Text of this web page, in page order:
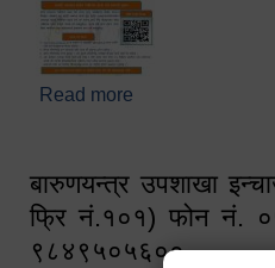
Read more
बारुणयन्त्र उपशाखा
फ्रि नं.१०१) फोन नं.
९८४९५०५६००